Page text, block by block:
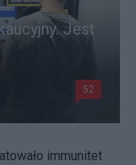
Jest
52
immunitet